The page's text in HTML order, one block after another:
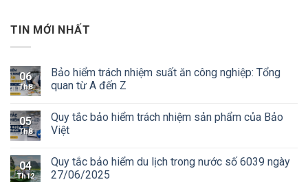
TIN MỚI NHẤT
06
Th8
Bảo hiểm trách nhiệm suất ăn công nghiệp: Tổng
quan từ A đến Z
05
Th8
Quy tắc bảo hiểm trách nhiệm sản phẩm của Bảo
Việt
04
Th12
Quy tắc bảo hiểm du lịch trong nước số 6039 ngày
27/06/2025